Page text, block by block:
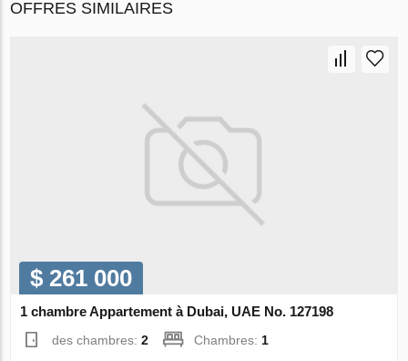
OFFRES SIMILAIRES
$ 261 000
1 chambre Appartement à Dubai, UAE No. 127198
des chambres:2 Chambres:1